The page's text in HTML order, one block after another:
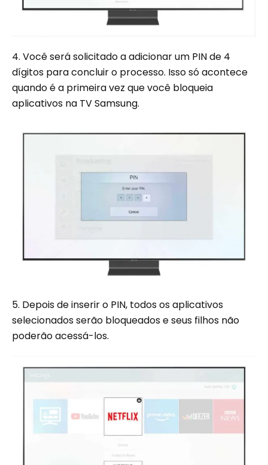
4. Você será solicitado a adicionar um PIN de 4
dígitos para concluir o processo. Isso só acontece
quando é a primeira vez que você bloqueia
aplicativos na TV Samsung.
5. Depois de inserir o PIN, todos os aplicativos
selecionados serão bloqueados e seus filhos não
poderão acessá-los.